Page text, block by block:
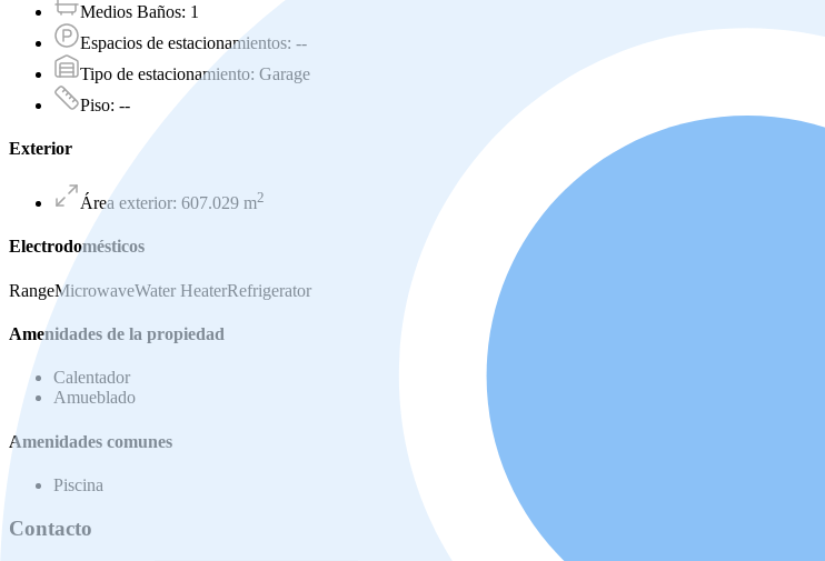
Medios Baños: 1
Espacios de estacionamientos: --
Tipo de estacionamiento: Garage
Piso: --
Exterior
Área exterior: 607.029 m2
Electrodomésticos
RangeMicrowaveWater HeaterRefrigerator
Amenidades de la propiedad
Calentador
Amueblado
Amenidades comunes
Piscina
Contacto